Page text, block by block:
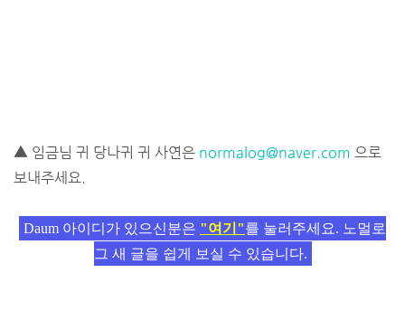
▲ 임금님 귀 당나귀 귀 사연은 normalog@naver.com 으로
보내주세요.
Daum 아이디가 있으신분은 "여기"를 눌러주세요. 노멀로
그 새 글을 쉽게 보실 수 있습니다.